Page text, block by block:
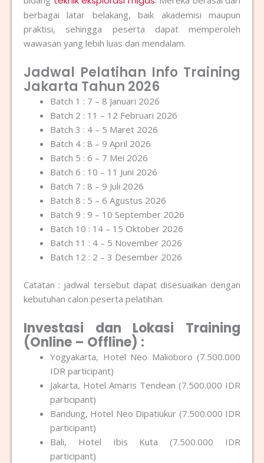
berbagai latar belakang, baik akademisi maupun
praktisi, sehingga peserta dapat memperoleh
wawasan yang lebih luas dan mendalam.
Jadwal Pelatihan Info Training
Jakarta Tahun 2026
Batch 1 : 7 – 8 Januari 2026
Batch 2 : 11 – 12 Februari 2026
Batch 3 : 4 – 5 Maret 2026
Batch 4 : 8 – 9 April 2026
Batch 5 : 6 – 7 Mei 2026
Batch 6 : 10 – 11 Juni 2026
Batch 7 : 8 – 9 Juli 2026
Batch 8 : 5 – 6 Agustus 2026
Batch 9 : 9 – 10 September 2026
Batch 10 : 14 – 15 Oktober 2026
Batch 11 : 4 – 5 November 2026
Batch 12 : 2 – 3 Desember 2026
Catatan : jadwal tersebut dapat disesuaikan dengan
kebutuhan calon peserta pelatihan.
Investasi dan Lokasi Training
(Online – Offline) :
Yogyakarta, Hotel Neo Malioboro (7.500.000
IDR participant)
Jakarta, Hotel Amaris Tendean (7.500.000 IDR
participant)
Bandung, Hotel Neo Dipatiukur (7.500.000 IDR
participant)
Bali, Hotel Ibis Kuta (7.500.000 IDR
participant)